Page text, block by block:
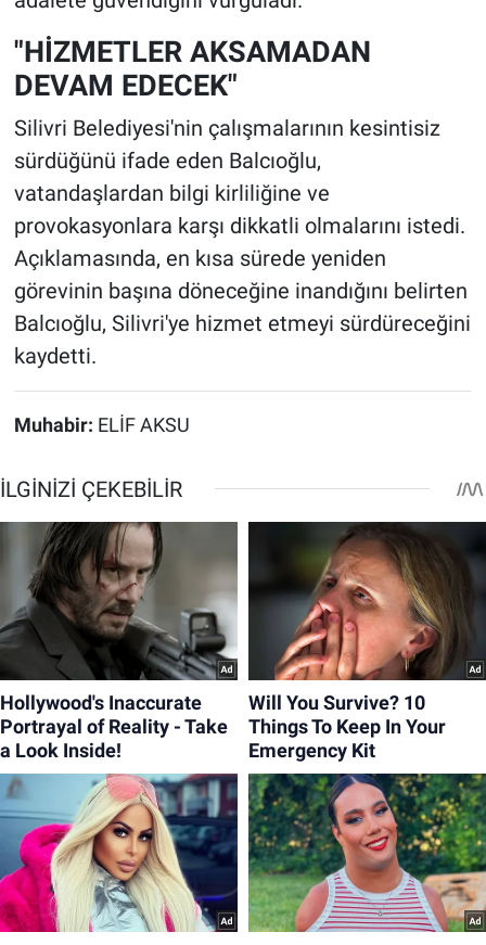
"HİZMETLER AKSAMADAN
DEVAM EDECEK"
Silivri Belediyesi'nin çalışmalarının kesintisiz
sürdüğünü ifade eden Balcıoğlu,
vatandaşlardan bilgi kirliliğine ve
provokasyonlara karşı dikkatli olmalarını istedi.
Açıklamasında, en kısa sürede yeniden
görevinin başına döneceğine inandığını belirten
Balcıoğlu, Silivri'ye hizmet etmeyi sürdüreceğini
kaydetti.
Muhabir: ELİF AKSU